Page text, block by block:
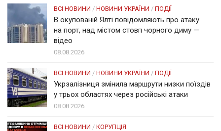
ВСІ НОВИНИ / НОВИНИ УКРАЇНИ / ПОДІЇ
В окупованій Ялті повідомляють про атаку
на порт, над містом стовп чорного диму —
відео
08.08.2026
ВСІ НОВИНИ / НОВИНИ УКРАЇНИ / ПОДІЇ
Укрзалізниця змінила маршрути низки поїздів
у трьох областях через російські атаки
08.08.2026
ВСІ НОВИНИ / КОРУПЦІЯ